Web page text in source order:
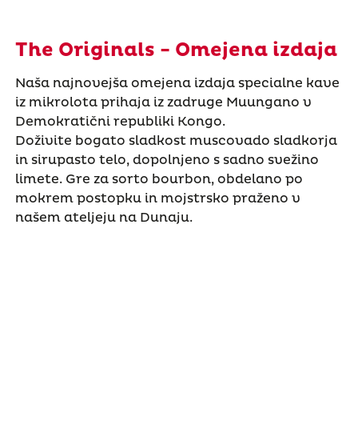
The Originals - Omejena izdaja
Naša najnovejša omejena izdaja specialne kave
iz mikrolota prihaja iz zadruge Muungano v
Demokratični republiki Kongo.
Doživite bogato sladkost muscovado sladkorja
in sirupasto telo, dopolnjeno s sadno svežino
limete. Gre za sorto bourbon, obdelano po
mokrem postopku in mojstrsko praženo v
našem ateljeju na Dunaju.